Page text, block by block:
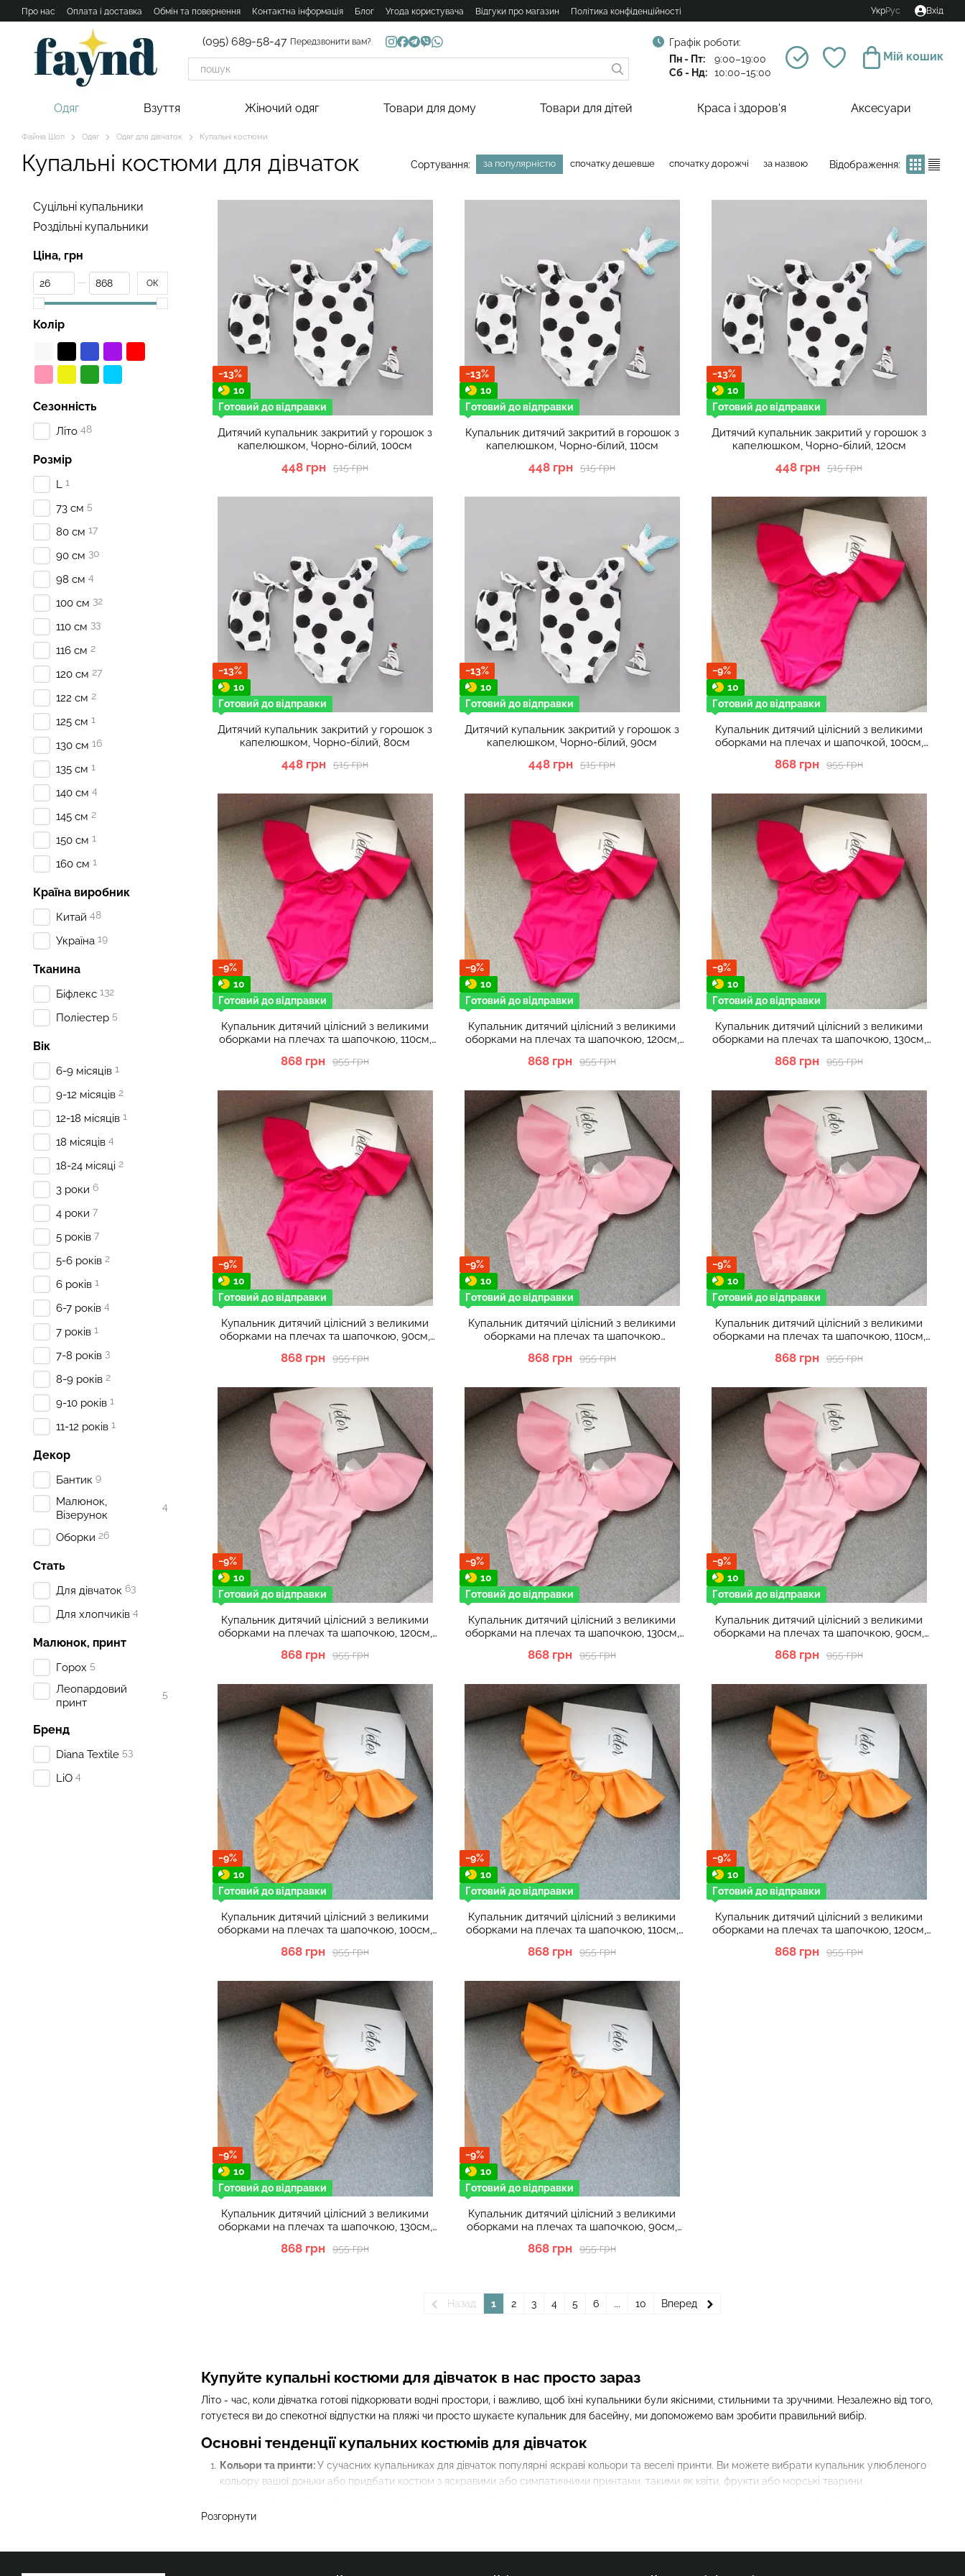
Перейти к основному контенту
Про нас Оплата і доставка Обмін та повернення Контактна інформація Блог Угода користувача Відгуки про магазин Політика конфіденційності УкрРус Вхід
(095) 689-58-47 Передзвонити вам?
Графік роботи:
Пн - Пт:
9:00–19:00
Сб - Нд:
10:00–15:00
Мій кошик
Одяг Взуття Жіночий одяг Товари для дому Товари для дітей Краса і здоров'я Аксесуари
Файна Шоп Одяг Одяг для дівчаток Купальні костюми
Купальні костюми для дівчаток Сортування: за популярністю спочатку дешевше спочатку дорожчі за назвою Відображення:
Купуйте купальні костюми для дівчаток в нас просто зараз
Літо - час, коли дівчатка готові підкорювати водні простори, і важливо, щоб їхні купальники були якісними, стильними та зручними. Незалежно від того,
готуєтеся ви до спекотної відпустки на пляжі чи просто шукаєте купальник для басейну, ми допоможемо вам зробити правильний вибір.
Основні тенденції купальних костюмів для дівчаток
Кольори та принти:У сучасних купальниках для дівчаток популярні яскраві кольори та веселі принти. Ви можете вибрати купальник улюбленого
кольору вашої доньки або придбати костюм з яскравими або симпатичними принтами, такими як квіти, фрукти або морські тварини.
костюми, виготовлені з високоякісних матеріалів, які не викликають подразнень на чутливій шкірі дітей.
Розгорнути
−13%
10
Готовий до відправки
Дитячий купальник закритий у горошок з
капелюшком, Чорно-білий, 100см
515 грн
448 грн
−13%
10
Готовий до відправки
Купальник дитячий закритий в горошок з
капелюшком, Чорно-білий, 110см
515 грн
448 грн
−13%
10
Готовий до відправки
Дитячий купальник закритий у горошок з
капелюшком, Чорно-білий, 120см
515 грн
448 грн
−13%
10
Готовий до відправки
Дитячий купальник закритий у горошок з
капелюшком, Чорно-білий, 80см
515 грн
448 грн
−13%
10
Готовий до відправки
Дитячий купальник закритий у горошок з
капелюшком, Чорно-білий, 90см
515 грн
448 грн
−9%
10
Готовий до відправки
Купальник дитячий цілісний з великими
оборками на плечах и шапочкой, 100см,
955 грн
868 грн
−9%
10
Готовий до відправки
Купальник дитячий цілісний з великими
оборками на плечах та шапочкою, 110см,
955 грн
868 грн
−9%
10
Готовий до відправки
Купальник дитячий цілісний з великими
оборками на плечах та шапочкою, 120см,
955 грн
868 грн
−9%
10
Готовий до відправки
Купальник дитячий цілісний з великими
оборками на плечах та шапочкою, 130см,
955 грн
868 грн
−9%
10
Готовий до відправки
Купальник дитячий цілісний з великими
оборками на плечах та шапочкою, 90см,
955 грн
868 грн
−9%
10
Готовий до відправки
Купальник дитячий цілісний з великими
оборками на плечах та шапочкою
955 грн
868 грн
−9%
10
Готовий до відправки
Купальник дитячий цілісний з великими
оборками на плечах та шапочкою, 110см,
955 грн
868 грн
−9%
10
Готовий до відправки
Купальник дитячий цілісний з великими
оборками на плечах та шапочкою, 120см,
955 грн
868 грн
−9%
10
Готовий до відправки
Купальник дитячий цілісний з великими
оборками на плечах та шапочкою, 130см,
955 грн
868 грн
−9%
10
Готовий до відправки
Купальник дитячий цілісний з великими
оборками на плечах та шапочкою, 90см,
955 грн
868 грн
−9%
10
Готовий до відправки
Купальник дитячий цілісний з великими
оборками на плечах та шапочкою, 100см,
955 грн
868 грн
−9%
10
Готовий до відправки
Купальник дитячий цілісний з великими
оборками на плечах та шапочкою, 110см,
955 грн
868 грн
−9%
10
Готовий до відправки
Купальник дитячий цілісний з великими
оборками на плечах та шапочкою, 120см,
955 грн
868 грн
−9%
10
Готовий до відправки
Купальник дитячий цілісний з великими
оборками на плечах та шапочкою, 130см,
955 грн
868 грн
−9%
10
Готовий до відправки
Купальник дитячий цілісний з великими
оборками на плечах та шапочкою, 90см,
955 грн
868 грн
Назад 1 2 3 4 5 6 ... 10 Вперед
Суцільні купальники
Роздільні купальники
Ціна, грн
От Ціна, грн
До Ціна, грн ОК
Колір
Сезонність
Літо 48
Розмір
L 1
73 см 5
80 см 17
90 см 30
98 см 4
100 см 32
110 см 33
116 см 2
120 см 27
122 см 2
125 см 1
130 см 16
135 см 1
140 см 4
145 см 2
150 см 1
160 см 1
Країна виробник
Китай 48
Україна 19
Тканина
Біфлекс 132
Поліестер 5
Вік
6-9 місяців 1
9-12 місяців 2
12-18 місяців 1
18 місяців 4
18-24 місяці 2
3 роки 6
4 роки 7
5 років 7
5-6 років 2
6 років 1
6-7 років 4
7 років 1
7-8 років 3
8-9 років 2
9-10 років 1
11-12 років 1
Декор
Бантик 9
Малюнок,
Візерунок
4
Оборки 26
Стать
Для дівчаток 63
Для хлопчиків 4
Малюнок, принт
Горох 5
Леопардовий
принт
5
Бренд
Diana Textile 53
LiO 4